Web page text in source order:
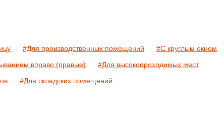
#Для производственных помещений #С круглым окном
вправо (правые)
#Для высокопроходимых мест
#Для складских помещений